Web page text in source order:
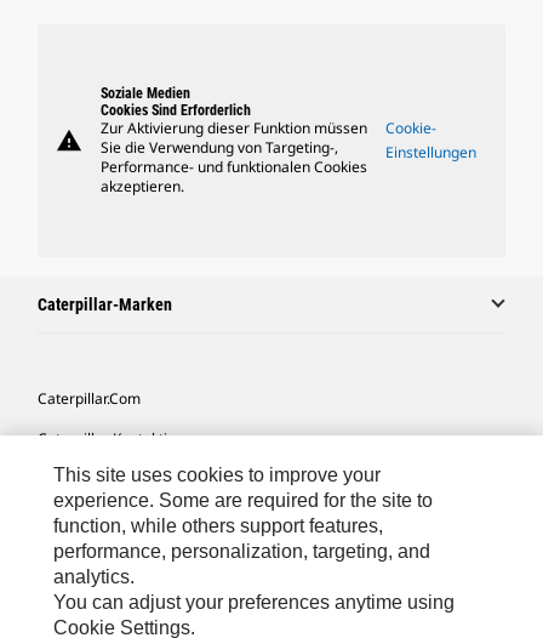
warning
Soziale Medien
Cookies Sind Erforderlich
Zur Aktivierung dieser Funktion müssen
Sie die Verwendung von Targeting-,
Performance- und funktionalen Cookies
akzeptieren.
Cookie-
Einstellungen
Caterpillar-Marken
Caterpillar.com
Caterpillar Kontaktieren
Meine Marketing-Präferenzen
Seitenübersicht
Cookie Settings
Rechtliche Hinweise
This site uses cookies to improve your
experience. Some are required for the site to
function, while others support features,
performance, personalization, targeting, and
analytics.
You can adjust your preferences anytime using
Cookie Settings.